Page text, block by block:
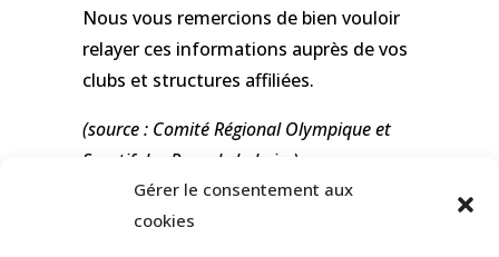
Gérer le consentement aux
cookies
Nous vous remercions de bien vouloir
relayer ces informations auprès de vos
clubs et structures affiliées.
(source : Comité Régional Olympique et
Sportif des Pays de la Loire)